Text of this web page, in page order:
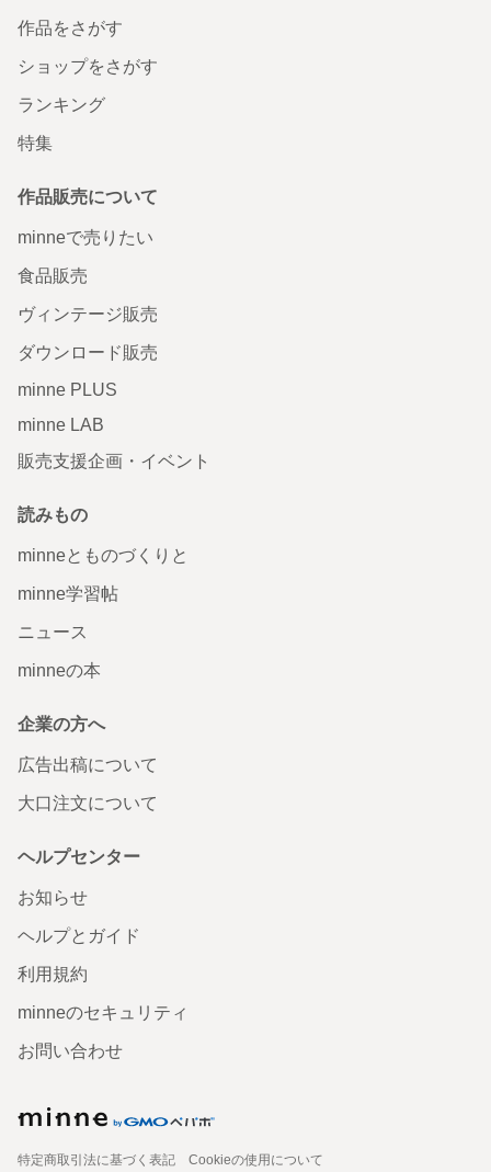
作品をさがす
ショップをさがす
ランキング
特集
作品販売について
minneで売りたい
食品販売
ヴィンテージ販売
ダウンロード販売
minne PLUS
minne LAB
販売支援企画・イベント
読みもの
minneとものづくりと
minne学習帖
ニュース
minneの本
企業の方へ
広告出稿について
大口注文について
ヘルプセンター
お知らせ
ヘルプとガイド
利用規約
minneのセキュリティ
お問い合わせ
特定商取引法に基づく表記
Cookieの使用について